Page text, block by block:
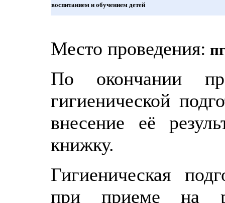
воспитанием и обучением детей
Место проведения:
По окончании
гигиенической
внесение её
книжку.
Гигиеническая
при приеме на